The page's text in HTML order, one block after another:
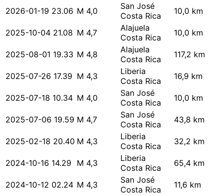
2026-01-19 23.06 M 4,0
San José
Costa Rica
10,0 km
2025-10-04 21.08 M 4,7
Alajuela
Costa Rica
10,0 km
2025-08-01 19.33 M 4,8
Alajuela
Costa Rica
117,2 km
2025-07-26 17.39 M 4,3
Liberia
Costa Rica
16,9 km
2025-07-18 10.34 M 4,0
San José
Costa Rica
10,0 km
2025-07-06 19.59 M 4,7
San José
Costa Rica
43,8 km
2025-02-18 20.40 M 4,3
Liberia
Costa Rica
32,2 km
2024-10-16 14.29 M 4,3
Liberia
Costa Rica
65,4 km
2024-10-12 02.24 M 4,3
San José
Costa Rica
11,6 km